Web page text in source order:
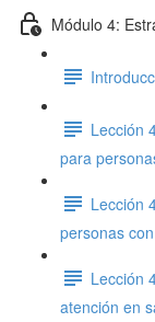
Módulo 4:
Lección
para
Lección
personas
Lección
atención en